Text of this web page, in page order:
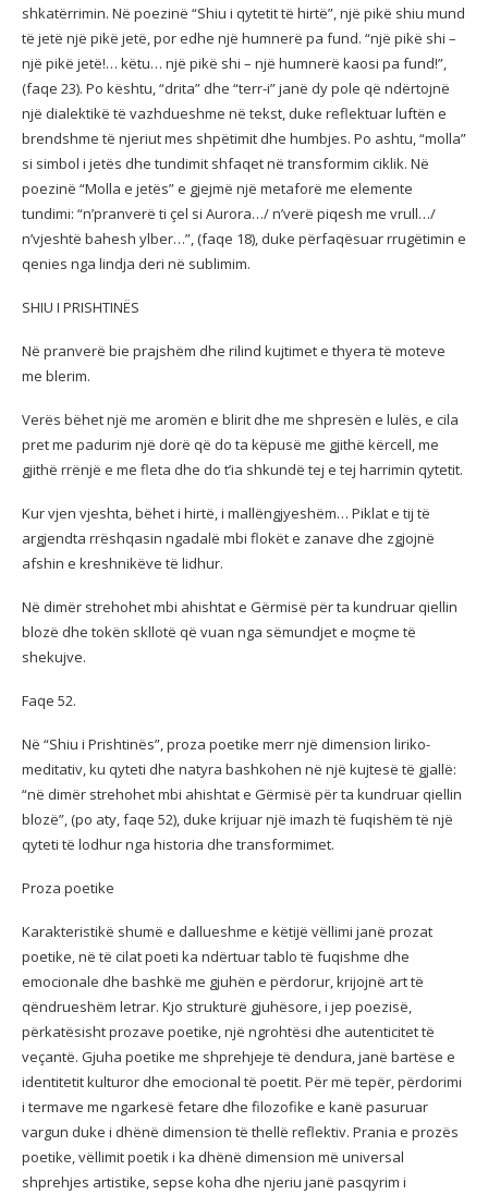
shkatërrimin. Në poezinë “Shiu i qytetit të hirtë”, një pikë shiu mund
të jetë një pikë jetë, por edhe një humnerë pa fund. “një pikë shi –
një pikë jetë!… këtu… një pikë shi – një humnerë kaosi pa fund!”,
(faqe 23). Po kështu, “drita” dhe “terr-i” janë dy pole që ndërtojnë
një dialektikë të vazhdueshme në tekst, duke reflektuar luftën e
brendshme të njeriut mes shpëtimit dhe humbjes. Po ashtu, “molla”
si simbol i jetës dhe tundimit shfaqet në transformim ciklik. Në
poezinë “Molla e jetës” e gjejmë një metaforë me elemente
tundimi: “n’pranverë ti çel si Aurora…/ n’verë piqesh me vrull…/
n’vjeshtë bahesh ylber…”, (faqe 18), duke përfaqësuar rrugëtimin e
qenies nga lindja deri në sublimim.
SHIU I PRISHTINËS
Në pranverë bie prajshëm dhe rilind kujtimet e thyera të moteve
me blerim.
Verës bëhet një me aromën e blirit dhe me shpresën e lulës, e cila
pret me padurim një dorë që do ta këpusë me gjithë kërcell, me
gjithë rrënjë e me fleta dhe do t’ia shkundë tej e tej harrimin qytetit.
Kur vjen vjeshta, bëhet i hirtë, i mallëngjyeshëm… Piklat e tij të
argjendta rrëshqasin ngadalë mbi flokët e zanave dhe zgjojnë
afshin e kreshnikëve të lidhur.
Në dimër strehohet mbi ahishtat e Gërmisë për ta kundruar qiellin
blozë dhe tokën skllotë që vuan nga sëmundjet e moçme të
shekujve.
Faqe 52.
Në “Shiu i Prishtinës”, proza poetike merr një dimension liriko-
meditativ, ku qyteti dhe natyra bashkohen në një kujtesë të gjallë:
“në dimër strehohet mbi ahishtat e Gërmisë për ta kundruar qiellin
blozë”, (po aty, faqe 52), duke krijuar një imazh të fuqishëm të një
qyteti të lodhur nga historia dhe transformimet.
Proza poetike
Karakteristikë shumë e dallueshme e këtijë vëllimi janë prozat
poetike, në të cilat poeti ka ndërtuar tablo të fuqishme dhe
emocionale dhe bashkë me gjuhën e përdorur, krijojnë art të
qëndrueshëm letrar. Kjo strukturë gjuhësore, i jep poezisë,
përkatësisht prozave poetike, një ngrohtësi dhe autenticitet të
veçantë. Gjuha poetike me shprehjeje të dendura, janë bartëse e
identitetit kulturor dhe emocional të poetit. Për më tepër, përdorimi
i termave me ngarkesë fetare dhe filozofike e kanë pasuruar
vargun duke i dhënë dimension të thellë reflektiv. Prania e prozës
poetike, vëllimit poetik i ka dhënë dimension më universal
shprehjes artistike, sepse koha dhe njeriu janë pasqyrim i